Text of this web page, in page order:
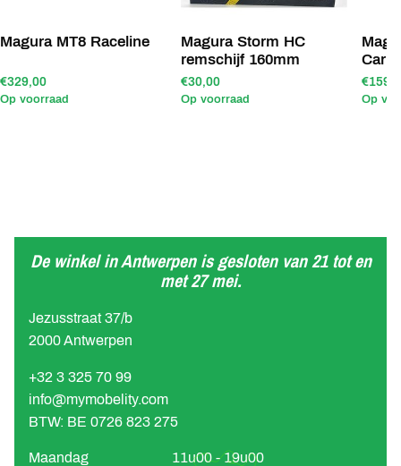
Magura MT8 Raceline
€329,00
Op voorraad
Magura Storm HC
remschijf 160mm
€30,00
Op voorraad Op
De winkel in Antwerpen is gesloten van 21 tot en
met 27 mei.
Jezusstraat 37/b
2000 Antwerpen
+32 3 325 70 99
info@mymobelity.com
BTW: BE 0726 823 275
Maandag
11u00 - 19u00